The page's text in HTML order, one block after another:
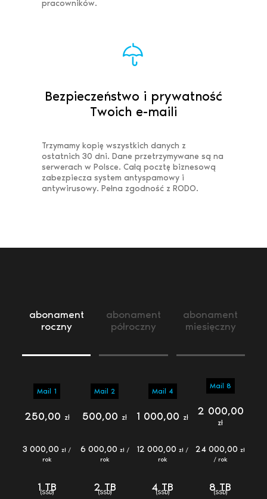
pracowników.
Bezpieczeństwo i prywatność
Twoich e-maili
Trzymamy kopię wszystkich danych z
ostatnich 30 dni. Dane przetrzymywane są na
serwerach w Polsce. Całą pocztę biznesową
zabezpiecza system antyspamowy i
antywirusowy. Pełna zgodność z RODO.
abonament
roczny
abonament
półroczny
abonament
miesięczny
Mail 1
250,00 zł
Mail 2
500,00 zł
Mail 4
1 000,00 zł
Mail 8
2 000,00
zł
3 000,00 zł /
rok
6 000,00 zł /
rok
12 000,00 zł /
rok
24 000,00 zł
/ rok
1 TB
(SSD) 2 TB
(SSD) 4 TB
(SSD) 8 TB
(SSD)